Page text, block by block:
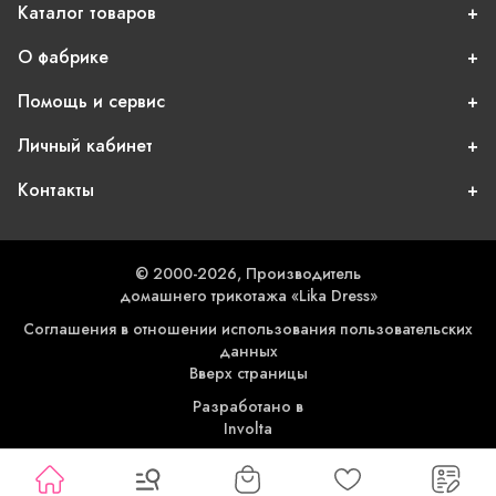
Каталог товаров
О фабрике
Помощь и сервис
Личный кабинет
Контакты
© 2000-2026, Производитель
домашнего трикотажа «Lika Dress»
Соглашения в отношении использования пользовательских
данных
Вверх страницы
Разработано в
Involta